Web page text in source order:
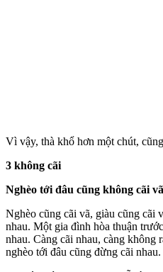
Vì vậy, thà khổ hơn một chút,
3 không cãi
Nghèo tới đâu cũng không cãi vã
Nghèo cũng cãi vã, giàu cũng cãi
nhau. Một gia đình hòa thuận
nhau. Càng cãi nhau, càng không
nghèo tới đâu cũng đừng cãi nhau.